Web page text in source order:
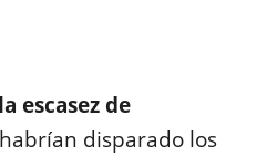
escasez de
disparado los